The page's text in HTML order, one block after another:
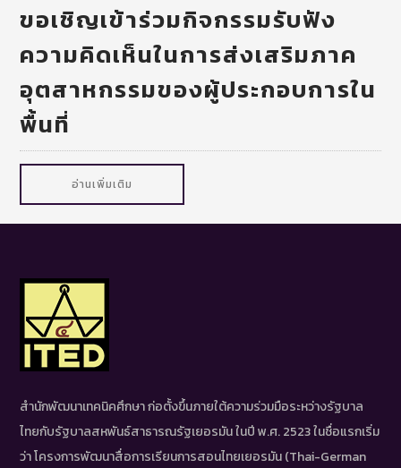
ขอเชิญเข้าร่วมกิจกรรมรับฟัง
ความคิดเห็นในการส่งเสริมภาค
อุตสาหกรรมของผู้ประกอบการใน
พื้นที่
อ่านเพิ่มเติม
สำนักพัฒนาเทคนิคศึกษา ก่อตั้งขึ้นภายใต้ความร่วมมือระหว่างรัฐบาล
ไทยกับรัฐบาลสหพันธ์สาธารณรัฐเยอรมัน ในปี พ.ศ. 2523 ในชื่อแรกเริ่ม
ว่า โครงการพัฒนาสื่อการเรียนการสอนไทยเยอรมัน (Thai-German